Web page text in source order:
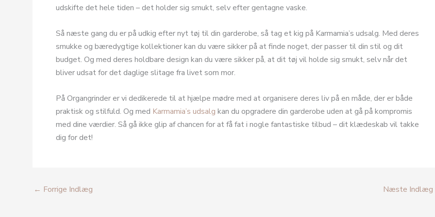
udskifte det hele tiden – det holder sig smukt, selv efter gentagne vaske.
Så næste gang du er på udkig efter nyt tøj til din garderobe, så tag et kig på Karmamia’s udsalg. Med deres
smukke og bæredygtige kollektioner kan du være sikker på at finde noget, der passer til din stil og dit
budget. Og med deres holdbare design kan du være sikker på, at dit tøj vil holde sig smukt, selv når det
bliver udsat for det daglige slitage fra livet som mor.
På Organgrinder er vi dedikerede til at hjælpe mødre med at organisere deres liv på en måde, der er både
praktisk og stilfuld. Og med Karmamia’s udsalg kan du opgradere din garderobe uden at gå på kompromis
med dine værdier. Så gå ikke glip af chancen for at få fat i nogle fantastiske tilbud – dit klædeskab vil takke
dig for det!
← Forrige Indlæg Næste Indlæg